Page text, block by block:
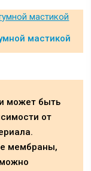
мастикой
может быть
от
мембраны,